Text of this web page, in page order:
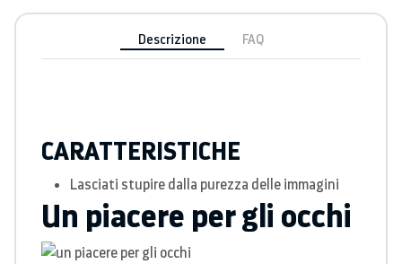
Descrizione FAQ
CARATTERISTICHE
Lasciati stupire dalla purezza delle immagini
Un piacere per gli occhi